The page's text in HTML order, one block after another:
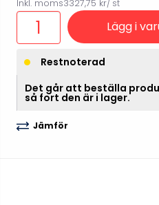
Inkl. moms3327,75 kr/ st
Lägg i
Restnoterad
Det går att beställa
så fort den är i lager.
Jämför